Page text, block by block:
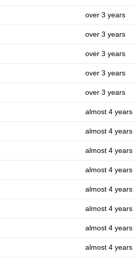
over 3 years
over 3 years
over 3 years
over 3 years
over 3 years
almost 4 years
almost 4 years
almost 4 years
almost 4 years
almost 4 years
almost 4 years
almost 4 years
almost 4 years